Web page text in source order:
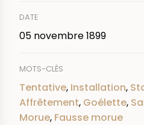
DATE
05 novembre 1899
MOTS-CLÉS
Tentative, Installation,
Affrêtement, Goélette,
Morue, Fausse morue